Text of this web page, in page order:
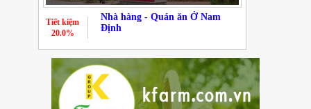
Nhà hàng - Quán ăn Ở Nam
Định
Tiết kiệm
20.0%